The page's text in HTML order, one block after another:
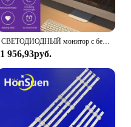
СВЕТОДИОДНЫЙ монитор с бесступенчатым затемнением, настольная лампа RGB для создания атмосферы, с изогнутым экраном, для освещения монитора
1 956,93руб.